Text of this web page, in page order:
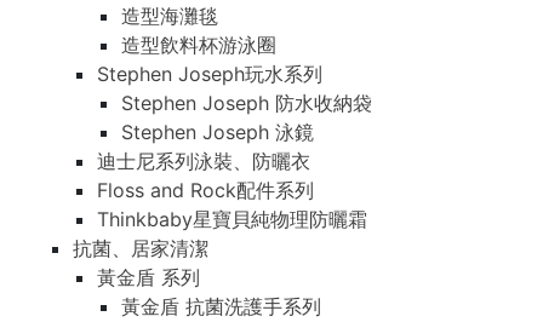
造型海灘毯
造型飲料杯游泳圈
Stephen Joseph玩水系列
Stephen Joseph 防水收納袋
Stephen Joseph 泳鏡
迪士尼系列泳裝、防曬衣
Floss and Rock配件系列
Thinkbaby星寶貝純物理防曬霜
抗菌、居家清潔
黃金盾 系列
黃金盾 抗菌洗護手系列